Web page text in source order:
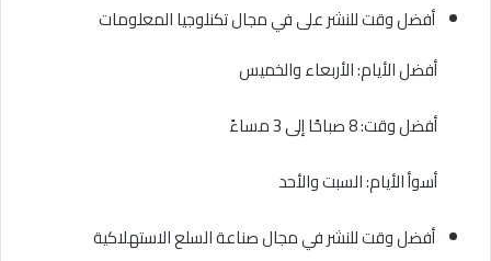
أفضل وقت للنشر على في مجال تكنلوجيا المعلومات
أفضل الأيام: الأربعاء والخميس
أفضل وقت: 8 صباحًا إلى 3 مساءً
أسوأ الأيام: السبت والأحد
أفضل وقت للنشر في مجال صناعة السلع الاستهلاكية